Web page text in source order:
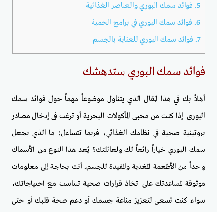
5. فوائد سمك البوري والعناصر الغذائية
6. فوائد سمك البوري في برامج الحمية
7. فوائد سمك البوري للعناية بالجسم
فوائد سمك البوري ستدهشك
أهلاً بك في هذا المقال الذي يتناول موضوعاً مهماً حول فوائد سمك
البوري. إذا كنت من محبي المأكولات البحرية أو ترغب في إدخال مصادر
بروتينية صحية في نظامك الغذائي، فربما تتساءل: ما الذي يجعل
سمك البوري خياراً رائعاً لك ولعائلتك؟ يُعد هذا النوع من الأسماك
واحداً من الأطعمة المغذية والمفيدة للجسم. أنت بحاجة إلى معلومات
موثوقة لمساعدتك على اتخاذ قرارات صحية تتناسب مع احتياجاتك،
سواء كنت تسعى لتعزيز مناعة جسمك أو دعم صحة قلبك أو حتى